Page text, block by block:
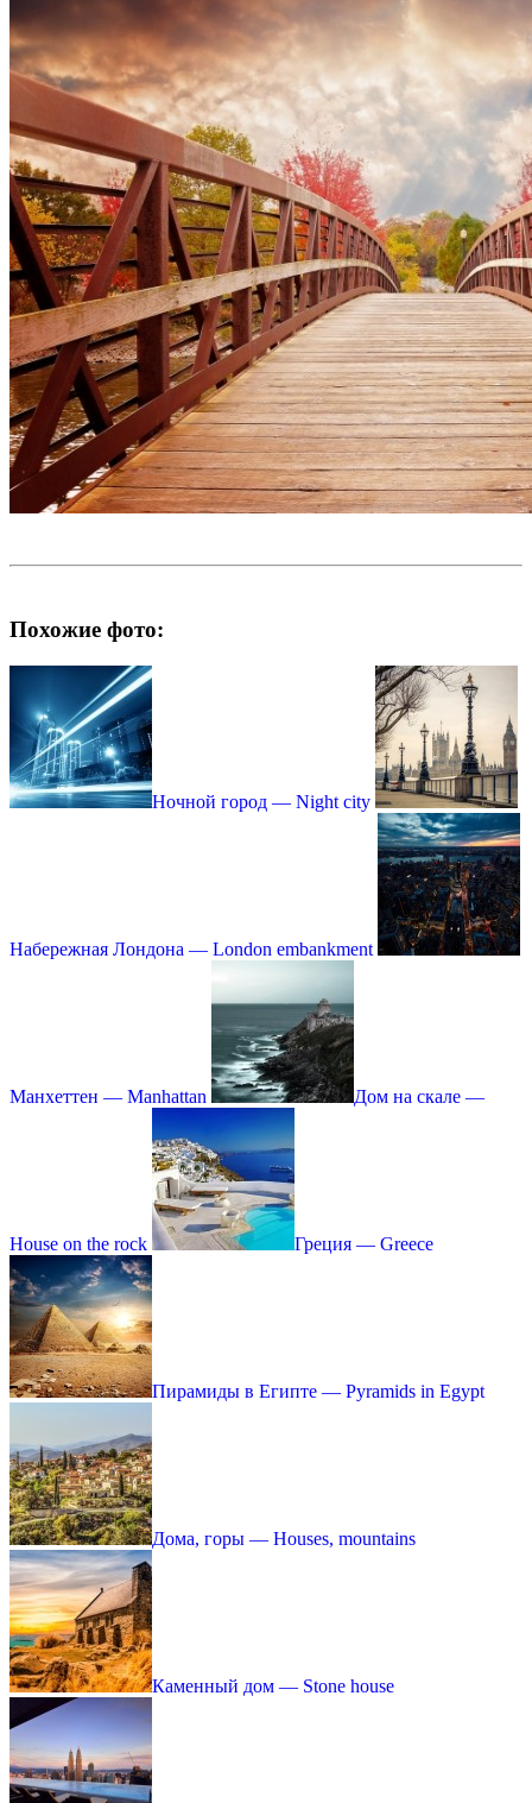
Похожие фото:
Ночной город — Night city
Набережная Лондона — London embankment
Манхеттен — Manhattan Дом на скале —
House on the rock Греция — Greece
Пирамиды в Египте — Pyramids in Egypt
Дома, горы — Houses, mountains
Каменный дом — Stone house